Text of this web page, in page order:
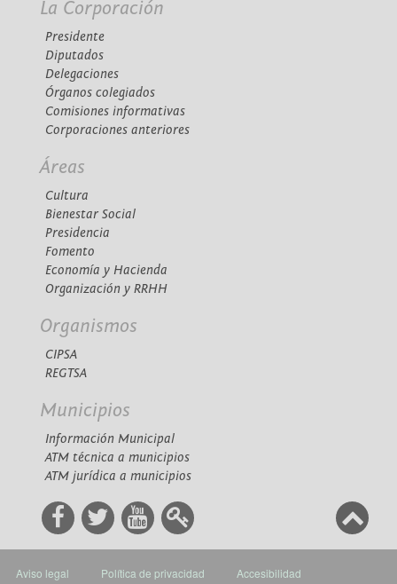
La Corporación
Presidente
Diputados
Delegaciones
Órganos colegiados
Comisiones informativas
Corporaciones anteriores
Áreas
Cultura
Bienestar Social
Presidencia
Fomento
Economía y Hacienda
Organización y RRHH
Organismos
CIPSA
REGTSA
Municipios
Información Municipal
ATM técnica a municipios
ATM jurídica a municipios
Aviso legal Política de privacidad Accesibilidad